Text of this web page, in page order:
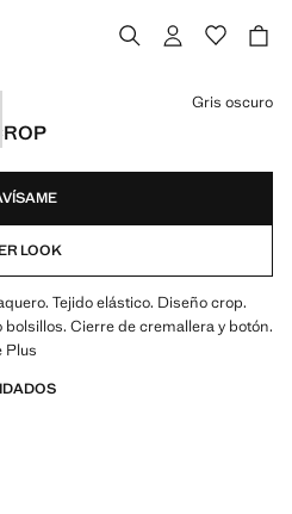
Gris oscuro
LOOK
Tejido elástico. Diseño crop.
Cierre de cremallera y botón.
Plus